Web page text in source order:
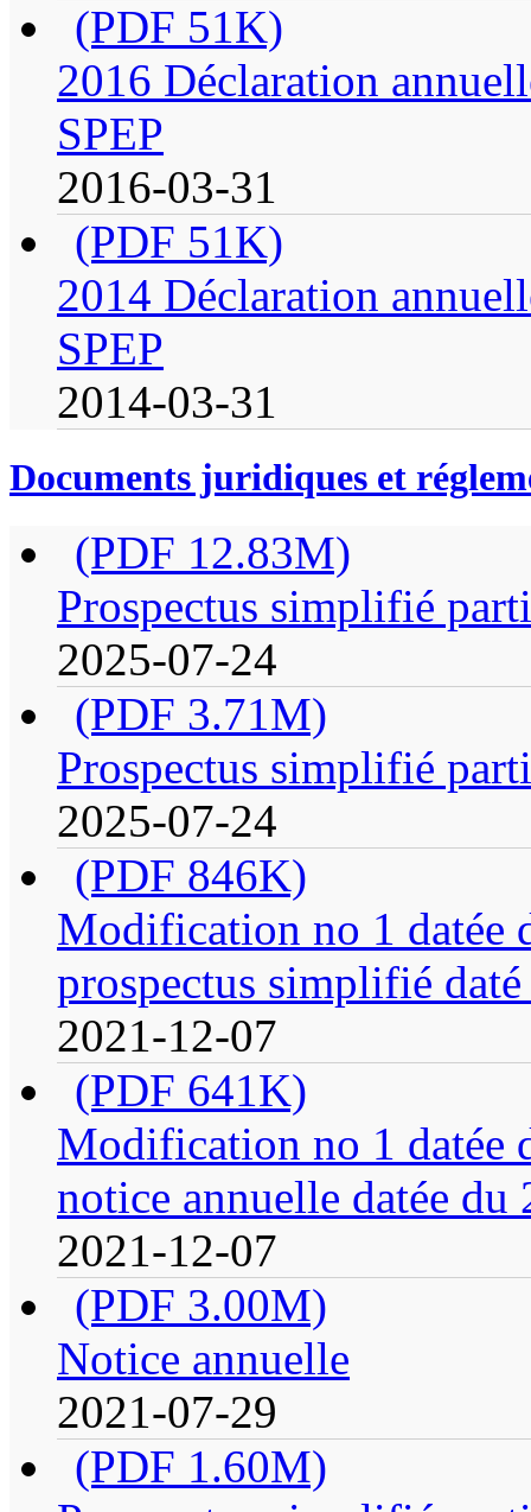
(PDF 51K)
2016 Déclaration
SPEP
2016-03-31
(PDF 51K)
2014 Déclaration
SPEP
2014-03-31
Documents juridiques et
(PDF 12.83M)
Prospectus simplifié
2025-07-24
(PDF 3.71M)
Prospectus simplifié
2025-07-24
(PDF 846K)
Modification no 1 datée
prospectus simplifié
2021-12-07
(PDF 641K)
Modification no 1 datée
notice annuelle datée
2021-12-07
(PDF 3.00M)
Notice annuelle
2021-07-29
(PDF 1.60M)